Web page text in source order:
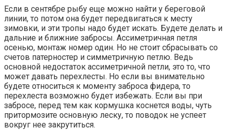
Если в сентябре рыбу еще можно найти у береговой
линии, то потом она будет передвигаться к месту
зимовки, и эти тропы надо будет искать. Будете делать и
дальние и ближние забросы. Ассиметричная петля
осенью, монтаж номер один. Но не стоит сбрасывать со
счетов патерностер и симметричную петлю. Ведь
основной недостаток ассиметричной петли, это то, что
может давать перехлесты. Но если вы внимательно
будете относиться к моменту заброса фидера, то
перехлеста возможно будет избежать. Если вы при
забросе, перед тем как кормушка коснется воды, чуть
притормозите основную леску, то поводок не успеет
вокруг нее закрутиться.